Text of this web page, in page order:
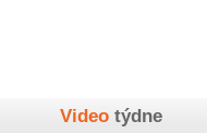
Video týdne